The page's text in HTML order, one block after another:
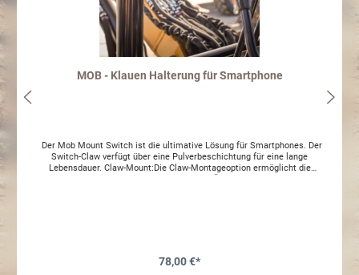
MOB - Klauen Halterung für Smartphone
Der Mob Mount Switch ist die ultimative Lösung für Smartphones. Der
Switch-Claw verfügt über eine Pulverbeschichtung für eine lange
Lebensdauer. Claw-Mount:Die Claw-Montageoption ermöglicht die
S5 / S6 / S6 Edge / Note 3 / Note 4 / Note 5 / Note 5 / Note 5 Edge / Note 7
oder Modellen in ähnlicher Größe
78,00 €*